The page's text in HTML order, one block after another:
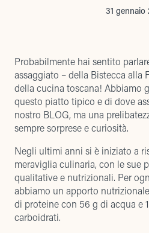
31 gennaio
Probabilmente hai sentito
assaggiato – della Bistecca alla
della cucina toscana! Abbiamo
questo piatto tipico e di dove
nostro BLOG, ma una
sempre sorprese e curiosità.
Negli ultimi anni si è iniziato a
meraviglia culinaria, con le sue
qualitative e nutrizionali. Per
abbiamo un apporto
di proteine ​​con 56 g di acqua e
carboidrati.